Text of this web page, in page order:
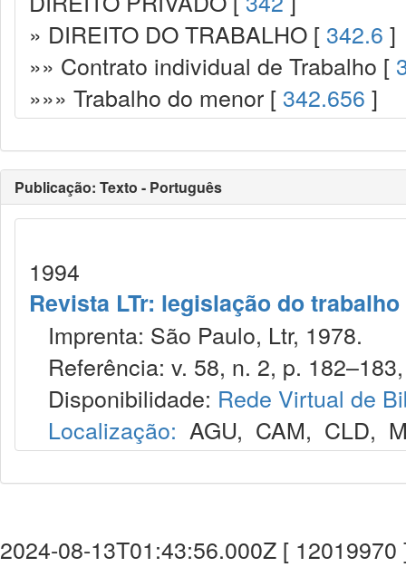
» DIREITO DO TRABALHO [ 342.6 ]
»» Contrato individual de Trabalho [
»»» Trabalho do menor [ 342.656 ]
Publicação: Texto - Português
1994
Revista LTr: legislação do trabalho
Imprenta: São Paulo, Ltr, 1978.
Referência: v. 58, n. 2, p.
Disponibilidade: Rede Virtual de
Localização: AGU, CAM, CLD,
2024-08-13T01:43:56.000Z [ 12019970